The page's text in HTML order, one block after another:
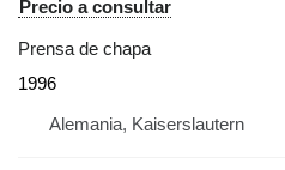
Precio a consultar
Prensa de chapa
1996
Alemania, Kaiserslautern